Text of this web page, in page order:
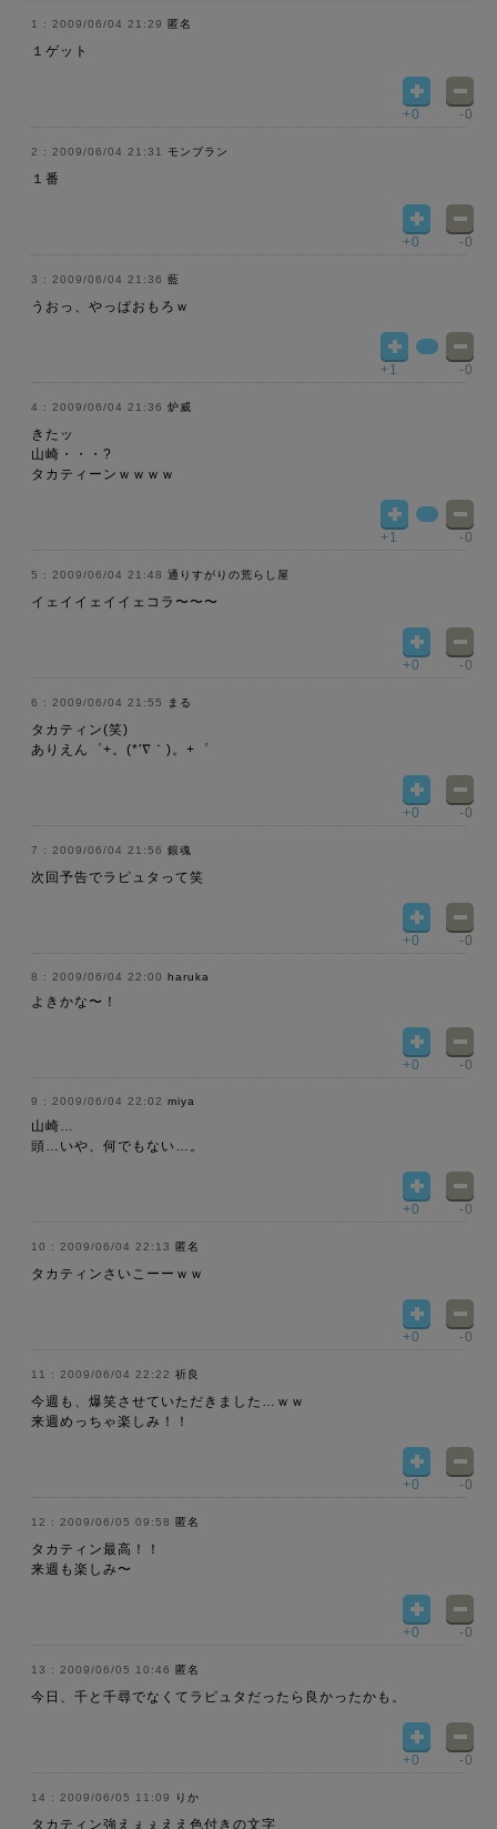
2009/06/04 21:29 匿名
１ゲット
+0 -0
2009/06/04 21:31 モンブラン
１番
+0 -0
2009/06/04 21:36 藍
うおっ、やっぱおもろｗ
+1 -0
2009/06/04 21:36 炉威
きたッ
山崎・・・?
タカティーンｗｗｗｗ
+1 -0
2009/06/04 21:48 通りすがりの荒らし屋
イェイイェイイェコラ〜〜〜
+0 -0
2009/06/04 21:55 まる
タカティン(笑)
ありえん゜+。(*′∇｀)。+゜
+0 -0
2009/06/04 21:56 銀魂
次回予告でラピュタって笑
+0 -0
2009/06/04 22:00 haruka
よきかな〜！
+0 -0
2009/06/04 22:02 miya
山崎…
頭…いや、何でもない…。
+0 -0
2009/06/04 22:13 匿名
タカティンさいこーーｗｗ
+0 -0
2009/06/04 22:22 祈良
今週も、爆笑させていただきました…ｗｗ
来週めっちゃ楽しみ！！
+0 -0
2009/06/05 09:58 匿名
タカティン最高！！
来週も楽しみ〜
+0 -0
2009/06/05 10:46 匿名
今日、千と千尋でなくてラピュタだったら良かったかも。
+0 -0
2009/06/05 11:09 りか
タカティン強えぇぇええ色付きの文字